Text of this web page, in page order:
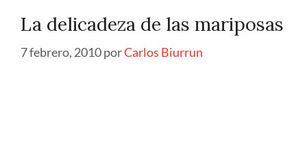
La delicadeza de las mariposas
7 febrero, 2010porCarlos Biurrun